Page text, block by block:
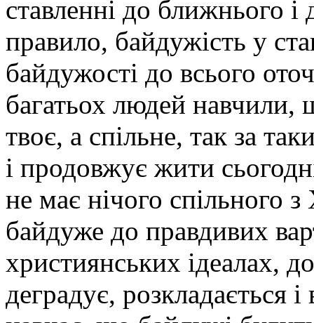
ставленні до ближнього
правило, байдужість у
байдужості до всього
багатьох людей навчили,
твоє, а спільне, так за
і продовжує жити
не має нічого спільного
байдуже до правдивих
християнських ідеалах,
деградує, розкладається